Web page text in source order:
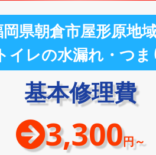
県朝倉市屋形原地
イレの水漏れ・つま
基本修理費
3,300円～